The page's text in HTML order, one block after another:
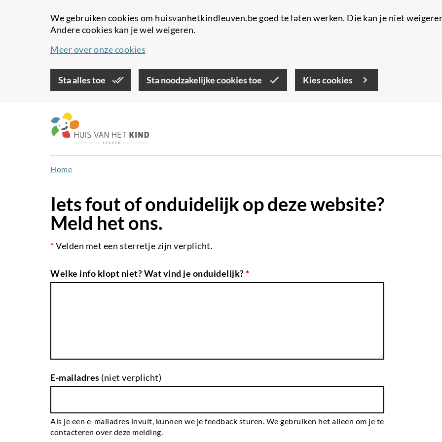
We gebruiken cookies om huisvanhetkindleuven.be goed te laten werken. Die kan je niet
Andere cookies kan je wel weigeren.
Meer over onze cookies
Sta alles toe Sta noodzakelijke cookies toe Kies cookies
Home
Iets fout of onduidelijk op deze website?
Meld het ons.
*Velden met een sterretje zijn verplicht.
Welke info klopt niet? Wat vind je onduidelijk?*
E-mailadres (niet verplicht)
Als je een e-mailadres invult, kunnen we je feedback sturen. We gebruiken het alleen om je te
contacteren over deze melding.